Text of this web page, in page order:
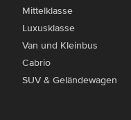
Mittelklasse
Luxusklasse
Van und Kleinbus
Cabrio
SUV & Geländewagen